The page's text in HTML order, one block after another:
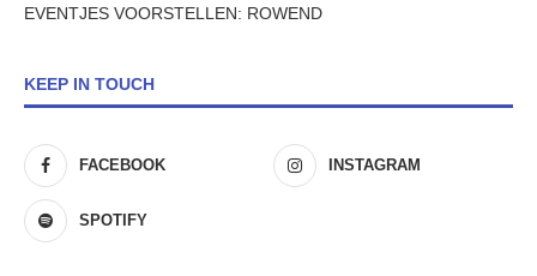
EVENTJES VOORSTELLEN: ROWEND
KEEP IN TOUCH
FACEBOOK INSTAGRAM
SPOTIFY